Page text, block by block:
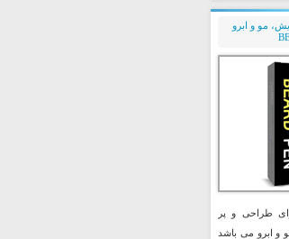
مو و ابرو
طراحی و پر
و ابرو می باشد